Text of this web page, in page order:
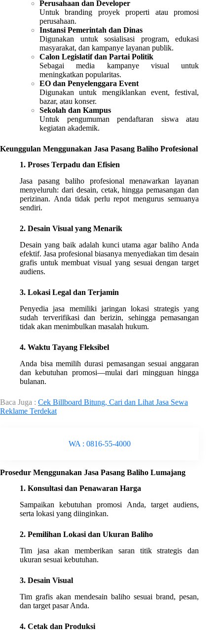
Perusahaan dan Developer
Untuk branding proyek properti atau promosi
perusahaan.
Instansi Pemerintah dan Dinas
Digunakan untuk sosialisasi program, edukasi
masyarakat, dan kampanye layanan publik.
Calon Legislatif dan Partai Politik
Sebagai media kampanye visual untuk
meningkatkan popularitas.
EO dan Penyelenggara Event
Digunakan untuk mengiklankan event, festival,
bazar, atau konser.
Sekolah dan Kampus
Untuk pengumuman pendaftaran siswa atau
kegiatan akademik.
Keunggulan Menggunakan Jasa Pasang Baliho Profesional
1. Proses Terpadu dan Efisien
Jasa pasang baliho profesional menawarkan layanan
menyeluruh: dari desain, cetak, hingga pemasangan dan
perizinan. Anda tidak perlu repot mengurus semuanya
sendiri.
2. Desain Visual yang Menarik
Desain yang baik adalah kunci utama agar baliho Anda
efektif. Jasa profesional biasanya menyediakan tim desain
grafis untuk membuat visual yang sesuai dengan target
audiens.
3. Lokasi Legal dan Terjamin
Penyedia jasa memiliki jaringan lokasi strategis yang
sudah terverifikasi dan berizin, sehingga pemasangan
tidak akan menimbulkan masalah hukum.
4. Waktu Tayang Fleksibel
Anda bisa memilih durasi pemasangan sesuai anggaran
dan kebutuhan promosi—mulai dari mingguan hingga
bulanan.
Baca Juga : Cek Billboard Bitung, Cari dan Lihat Jasa Sewa
Reklame Terdekat
WA : 0816-55-4000
Prosedur Menggunakan Jasa Pasang Baliho Lumajang
1. Konsultasi dan Penawaran Harga
Sampaikan kebutuhan promosi Anda, target audiens,
serta lokasi yang diinginkan.
2. Pemilihan Lokasi dan Ukuran Baliho
Tim jasa akan memberikan saran titik strategis dan
ukuran sesuai kebutuhan.
3. Desain Visual
Tim grafis akan mendesain baliho sesuai brand, pesan,
dan target pasar Anda.
4. Cetak dan Produksi